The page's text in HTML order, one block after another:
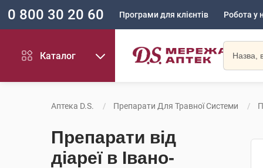
0 800 30 20 60 Програми для клієнтів Робота у
Каталог
Аптека D.S. Препарати Для Травної Системи
Препарати від
діареї в Івано-